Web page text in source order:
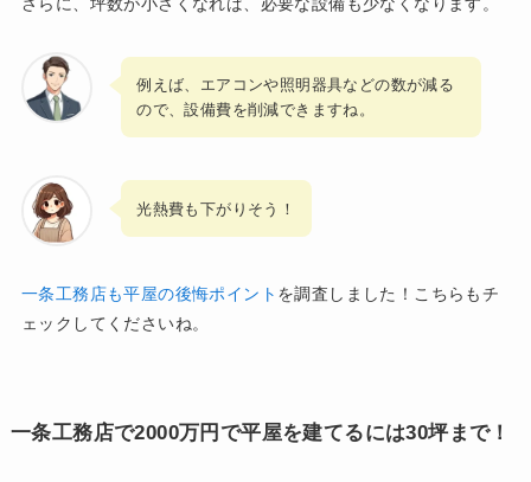
例えば、エアコンや照明器具などの数が減る
ので、設備費を削減できますね。
光熱費も下がりそう！
一条工務店も平屋の後悔ポイント を調査しました！こちらもチ
ェックしてくださいね。
一条工務店で2000万円で平屋を建てるには30坪まで！